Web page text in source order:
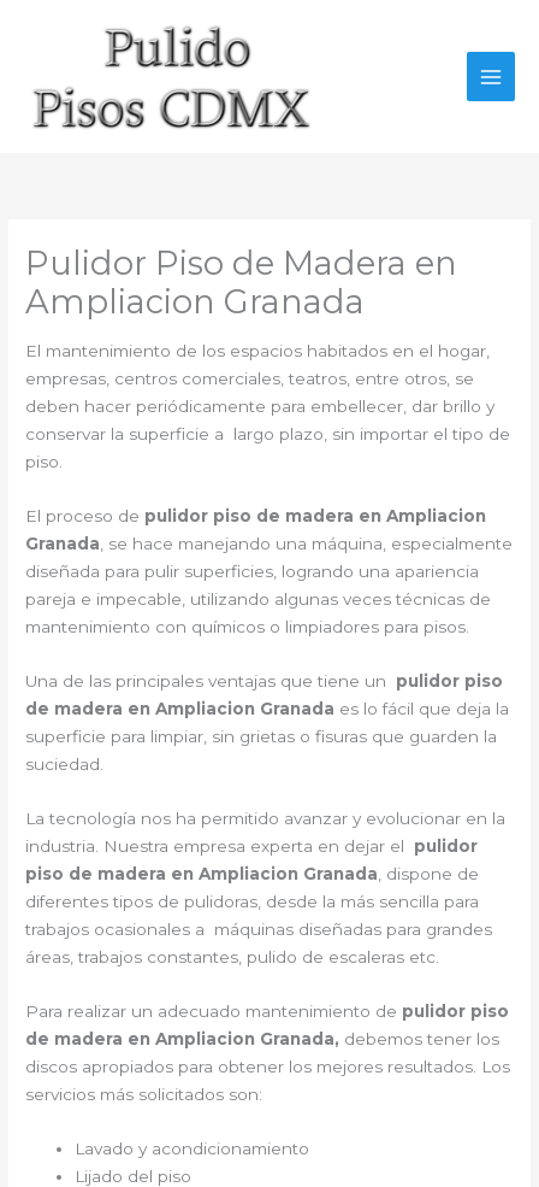
Pulidor Piso de Madera en
Ampliacion Granada
El mantenimiento de los espacios habitados en el hogar,
empresas, centros comerciales, teatros, entre otros, se
deben hacer periódicamente para embellecer, dar brillo y
conservar la superficie a largo plazo, sin importar el tipo de
piso.
El proceso de pulidor piso de madera en Ampliacion
Granada , se hace manejando una máquina, especialmente
diseñada para pulir superficies, logrando una apariencia
pareja e impecable, utilizando algunas veces técnicas de
mantenimiento con químicos o limpiadores para pisos.
Una de las principales ventajas que tiene un pulidor piso
de madera en Ampliacion Granada es lo fácil que deja la
superficie para limpiar, sin grietas o fisuras que guarden la
suciedad.
La tecnología nos ha permitido avanzar y evolucionar en la
industria. Nuestra empresa experta en dejar el pulidor
piso de madera en Ampliacion Granada , dispone de
diferentes tipos de pulidoras, desde la más sencilla para
trabajos ocasionales a máquinas diseñadas para grandes
áreas, trabajos constantes, pulido de escaleras etc.
Para realizar un adecuado mantenimiento de pulidor piso
de madera en Ampliacion Granada, debemos tener los
discos apropiados para obtener los mejores resultados. Los
servicios más solicitados son:
Lavado y acondicionamiento
Lijado del piso